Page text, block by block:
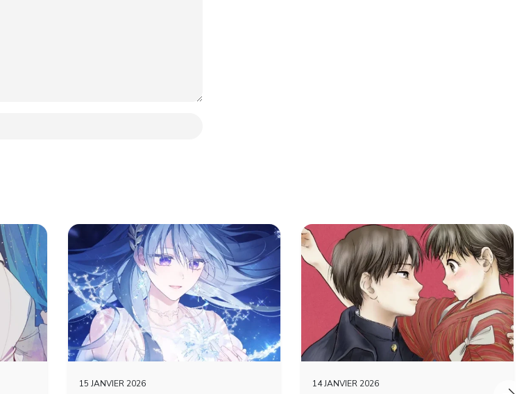
15 JANVIER 2026 14 JANVIER 2026